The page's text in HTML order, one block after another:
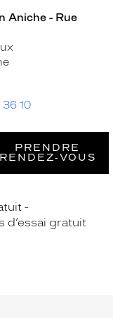
Aniche - Rue
10
PRENDRE
RENDEZ‑VOUS
d’essai gratuit